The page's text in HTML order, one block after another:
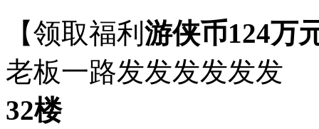
【领取福利 游侠币124万
老板一路发发发发发发
32楼